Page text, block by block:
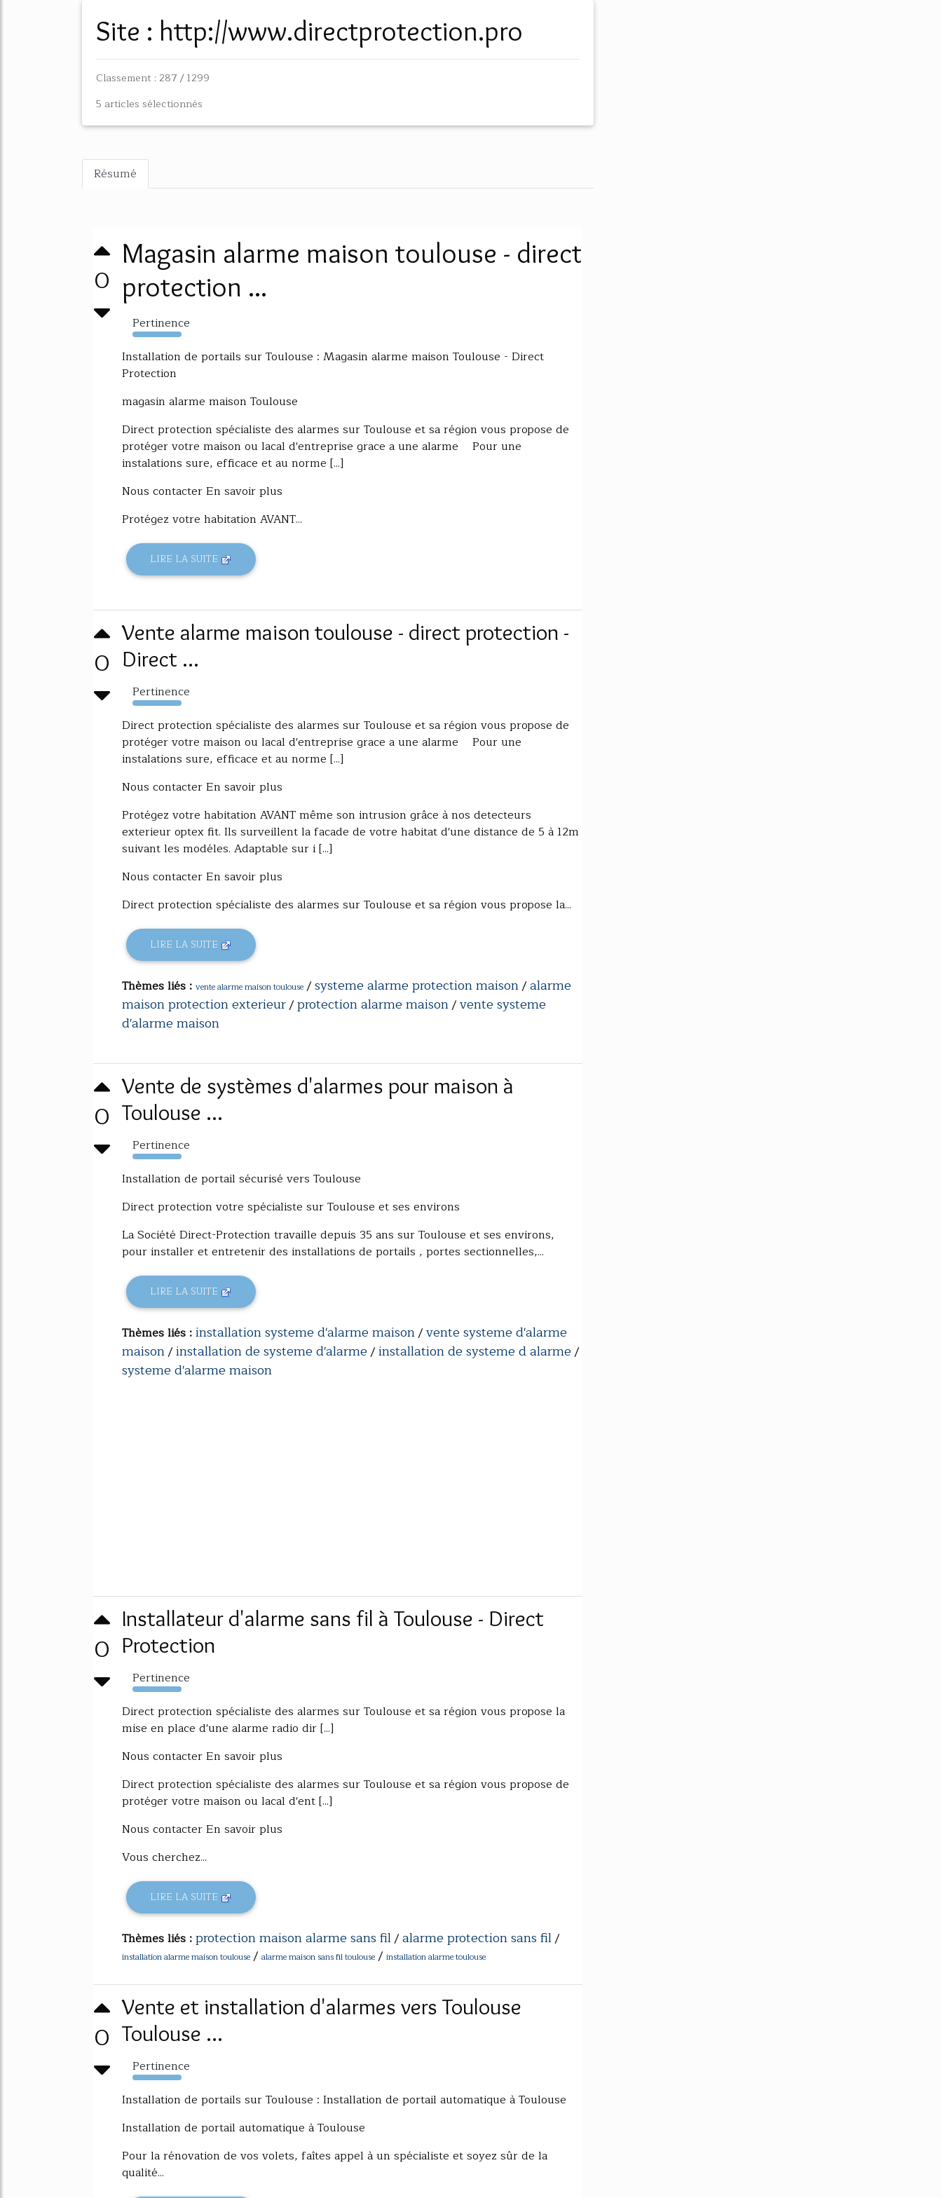
Site : http://www.directprotection.pro
Classement : 287 / 1299
5 articles sélectionnés
Résumé
0
Magasin alarme maison toulouse - direct
protection ...
Pertinence
3038%
Installation de portails sur Toulouse : Magasin alarme maison Toulouse - Direct
Protection
magasin alarme maison Toulouse
Direct protection spécialiste des alarmes sur Toulouse et sa région vous propose de
protéger votre maison ou lacal d'entreprise grace a une alarme Pour une
instalations sure, efficace et au norme [...]
Nous contacter En savoir plus
Protégez votre habitation AVANT...
LIRE LA SUITE
0
Vente alarme maison toulouse - direct protection -
Direct ...
Pertinence
1207%
Direct protection spécialiste des alarmes sur Toulouse et sa région vous propose de
protéger votre maison ou lacal d'entreprise grace a une alarme Pour une
instalations sure, efficace et au norme [...]
Nous contacter En savoir plus
Protégez votre habitation AVANT même son intrusion grâce à nos detecteurs
exterieur optex fit. Ils surveillent la facade de votre habitat d'une distance de 5 à 12m
suivant les modéles. Adaptable sur i [...]
Nous contacter En savoir plus
Direct protection spécialiste des alarmes sur Toulouse et sa région vous propose la...
LIRE LA SUITE
Thèmes liés : vente alarme maison toulouse /systeme alarme protection maison/alarme
maison protection exterieur/protection alarme maison/vente systeme
d'alarme maison
0
Vente de systèmes d'alarmes pour maison à
Toulouse ...
Pertinence
938%
Installation de portail sécurisé vers Toulouse
Direct protection votre spécialiste sur Toulouse et ses environs
La Société Direct-Protection travaille depuis 35 ans sur Toulouse et ses environs,
pour installer et entretenir des installations de portails , portes sectionnelles,...
LIRE LA SUITE
Thèmes liés :installation systeme d'alarme maison/vente systeme d'alarme
maison/installation de systeme d'alarme/installation de systeme d alarme/
systeme d'alarme maison
0
Installateur d'alarme sans fil à Toulouse - Direct
Protection
Pertinence
667%
Direct protection spécialiste des alarmes sur Toulouse et sa région vous propose la
mise en place d'une alarme radio dir [...]
Nous contacter En savoir plus
Direct protection spécialiste des alarmes sur Toulouse et sa région vous propose de
protéger votre maison ou lacal d'ent [...]
Nous contacter En savoir plus
Vous cherchez...
LIRE LA SUITE
Thèmes liés :protection maison alarme sans fil/alarme protection sans fil/
installation alarme maison toulouse / alarme maison sans fil toulouse / installation alarme toulouse
0
Vente et installation d'alarmes vers Toulouse
Toulouse ...
Pertinence
148%
Installation de portails sur Toulouse : Installation de portail automatique à Toulouse
Installation de portail automatique à Toulouse
Pour la rénovation de vos volets, faîtes appel à un spécialiste et soyez sûr de la
qualité...